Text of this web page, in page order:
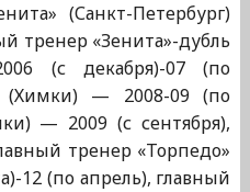
(Санкт-Петербург)
тренер «Зенита»-дубль
(с декабря)-07 (по
(Химки) — 2008-09 (по
— 2009 (с сентября),
тренер «Торпедо»
12 (по апрель), главный